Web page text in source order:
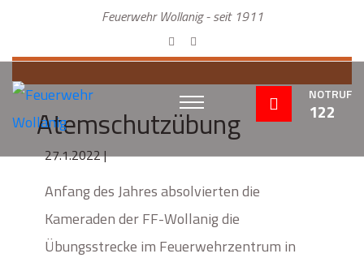
Feuerwehr Wollanig - seit 1911
NOTRUF
122
Atemschutzübung
27.1.2022 |
Anfang des Jahres absolvierten die
Kameraden der FF-Wollanig die
Übungsstrecke im Feuerwehrzentrum in